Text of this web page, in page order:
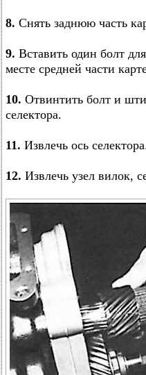
8. Снять заднюю часть
9. Вставить один болт
месте средней части
10. Отвинтить болт и
селектора.
11. Извлечь ось
12. Извлечь узел вилок,